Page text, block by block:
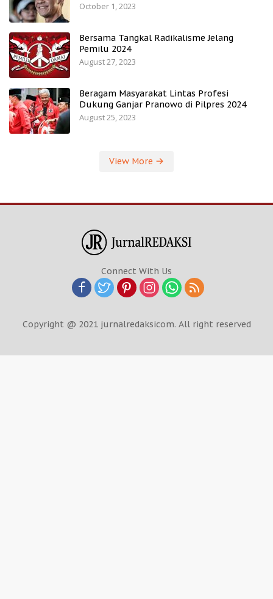
October 1, 2023
Bersama Tangkal Radikalisme Jelang
Pemilu 2024
August 27, 2023
Beragam Masyarakat Lintas Profesi
Dukung Ganjar Pranowo di Pilpres 2024
August 25, 2023
View More
Connect With Us
Copyright @ 2021 jurnalredaksicom. All right reserved